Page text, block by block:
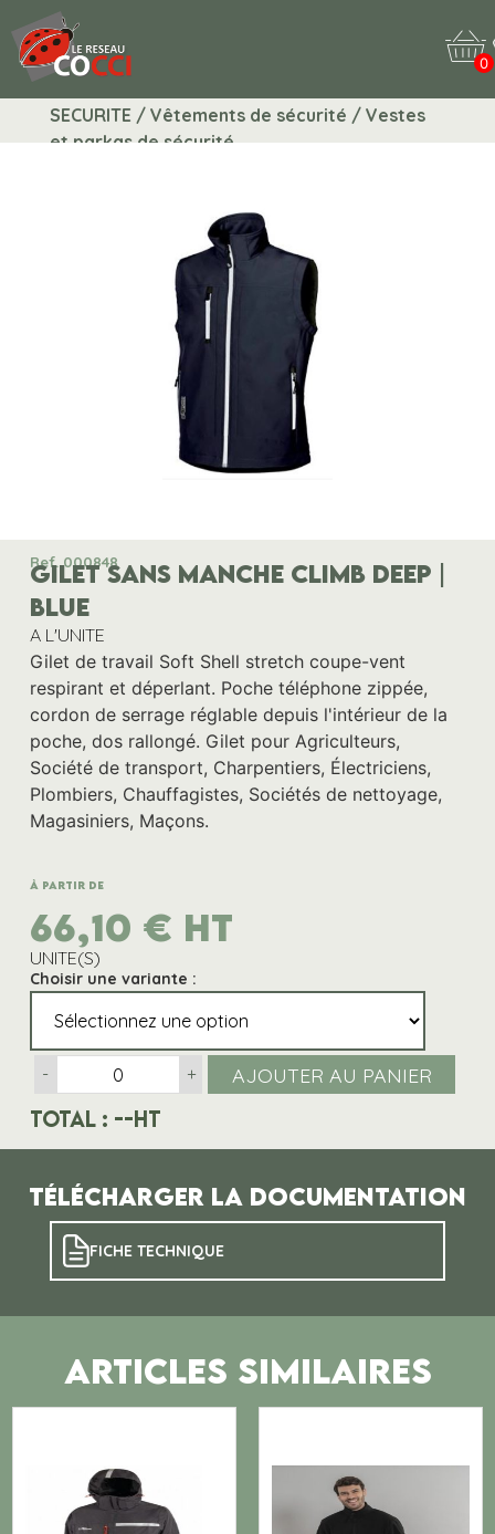
0
SECURITE / Vêtements de sécurité / Vestes
et parkas de sécurité
Ref. 000848
GILET SANS MANCHE CLIMB DEEP |
BLUE
A L'UNITE
Gilet de travail Soft Shell stretch coupe-vent
respirant et déperlant. Poche téléphone zippée,
cordon de serrage réglable depuis l'intérieur de la
poche, dos rallongé. Gilet pour Agriculteurs,
Société de transport, Charpentiers, Électriciens,
Plombiers, Chauffagistes, Sociétés de nettoyage,
Magasiniers, Maçons.
À partir de
66,10 € HT
UNITE(S)
Choisir une variante :
- + AJOUTER AU PANIER
Total : --HT
Télécharger la documentation
FICHE TECHNIQUE
ARTICLES SIMILAIRES